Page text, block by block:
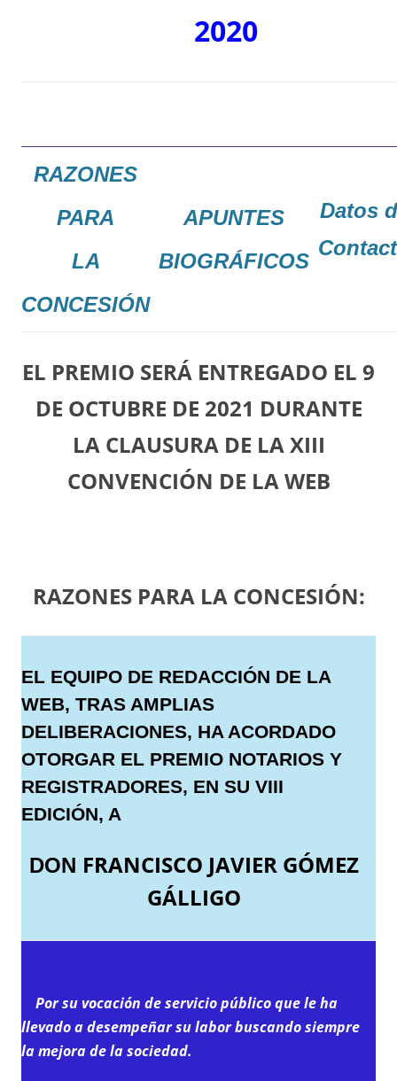
2020
RAZONES
PARA
LA
CONCESIÓN
APUNTES
BIOGRÁFICOS
Datos
EL PREMIO SERÁ ENTREGADO EL 9
DE OCTUBRE DE 2021 DURANTE
LA CLAUSURA DE LA XIII
CONVENCIÓN DE LA WEB
RAZONES PARA LA CONCESIÓN:
EL EQUIPO DE REDACCIÓN DE LA
WEB, TRAS AMPLIAS
DELIBERACIONES, HA ACORDADO
OTORGAR EL PREMIO NOTARIOS Y
REGISTRADORES, EN SU VIII
EDICIÓN, A
DON FRANCISCO JAVIER GÓMEZ
GÁLLIGO
Por su vocación de servicio público que le ha
llevado a desempeñar su labor buscando siempre
la mejora de la sociedad.